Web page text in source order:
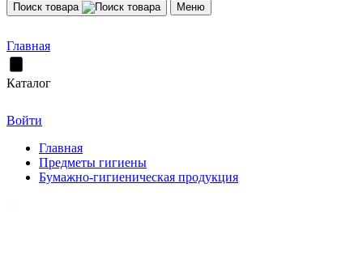
Поиск товара Меню
Главная
Каталог
Войти
Главная
Предметы гигиены
Бумажно-гигиеническая продукция